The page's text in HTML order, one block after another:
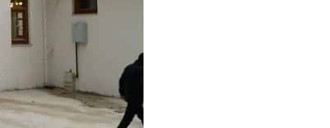
Kütahya
Malatya
Manisa
Kahramanmaraş